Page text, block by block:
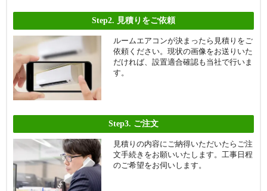
Step2. 見積りをご依頼
ルームエアコンが決まったら見積りをご
依頼ください。現状の画像をお送りいた
だければ、設置適合確認も当社で行いま
す。
Step3. ご注文
見積りの内容にご納得いただいたらご注
文手続きをお願いいたします。工事日程
のご希望をお伺いします。